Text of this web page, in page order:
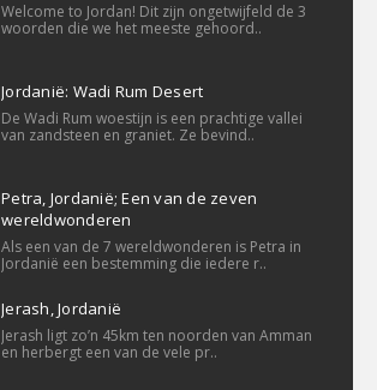
Welcome to Jordan! Dit zijn ongetwijfeld de 3
woorden die we het meeste gehoord..
Jordanië: Wadi Rum Desert
De Wadi Rum woestijn is een prachtige vallei
van zandsteen en graniet. Ze bevind..
Petra, Jordanië; Een van de zeven
wereldwonderen
Als een van de 7 wereldwonderen is Petra in
Jordanië een bestemming die iedere r..
Jerash, Jordanië
Jerash ligt zo’n 45km ten noorden van Amman
en herbergt een van de vele pr..